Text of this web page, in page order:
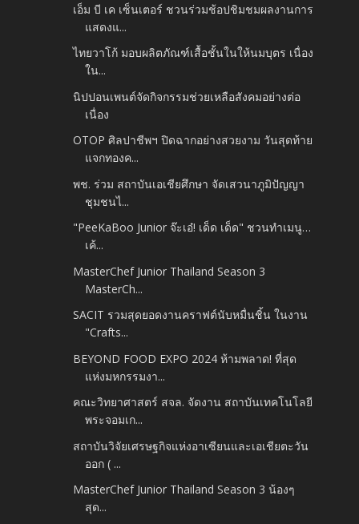
เอ็ม บี เค เซ็นเตอร์ ชวนร่วมช้อปชิมชมผลงานการ
แสดงแ...
ไทยวาโก้ มอบผลิตภัณฑ์เสื้อชั้นในให้นมบุตร เนื่อง
ใน...
นิปปอนเพนต์จัดกิจกรรมช่วยเหลือสังคมอย่างต่อ
เนื่อง
OTOP ศิลปาชีพฯ ปิดฉากอย่างสวยงาม วันสุดท้าย
แจกทองค...
พช. ร่วม สถาบันเอเชียศึกษา จัดเสวนาภูมิปัญญา
ชุมชนไ...
"PeeKaBoo Junior จ๊ะเอ๋! เด็ด เด็ด" ชวนทำเมนู…
เค้...
MasterChef Junior Thailand Season 3
MasterCh...
SACIT รวมสุดยอดงานคราฟต์นับหมื่นชิ้น ในงาน
"Crafts...
BEYOND FOOD EXPO 2024 ห้ามพลาด! ที่สุด
แห่งมหกรรมงา...
คณะวิทยาศาสตร์ สจล. จัดงาน สถาบันเทคโนโลยี
พระจอมเก...
สถาบันวิจัยเศรษฐกิจแห่งอาเซียนและเอเชียตะวัน
ออก ( ...
MasterChef Junior Thailand Season 3 น้องๆ
สุด...